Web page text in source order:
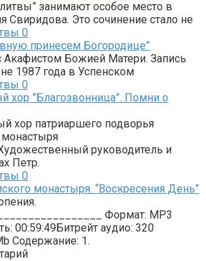
занимают особое место в
Свиридова. Это сочинение стало не
0
принесем Богородице”
Божией Матери. Запись
1987 года в Успенском
0
хор ”Благозвонница”. Помни о
хор патриаршего подворья
монастыря
руководитель и
Петр.
0
монастыря. “Воскресения День”
Формат: MP3
00:59:49Битрейт аудио: 320
Содержание: 1.